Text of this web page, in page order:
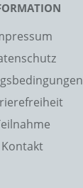
Kontakt